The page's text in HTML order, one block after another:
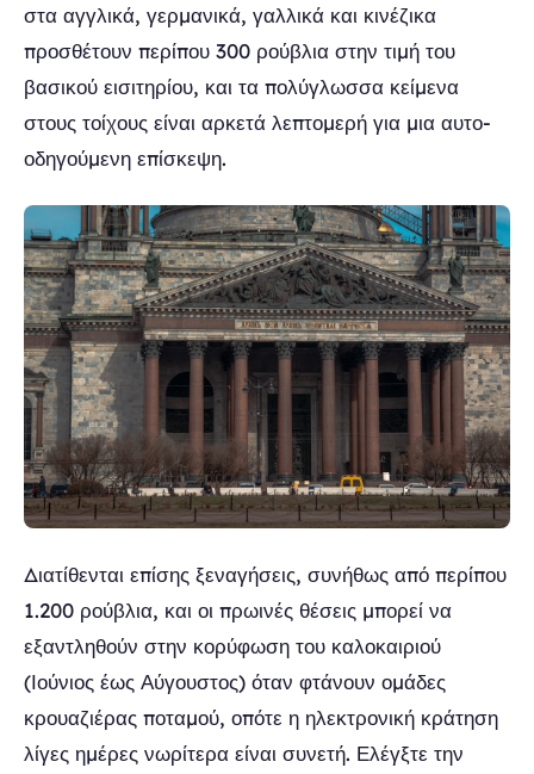
στα αγγλικά, γερμανικά, γαλλικά και κινέζικα
προσθέτουν περίπου 300 ρούβλια στην τιμή του
βασικού εισιτηρίου, και τα πολύγλωσσα κείμενα
στους τοίχους είναι αρκετά λεπτομερή για μια αυτο-
οδηγούμενη επίσκεψη.
Διατίθενται επίσης ξεναγήσεις, συνήθως από περίπου
1.200 ρούβλια, και οι πρωινές θέσεις μπορεί να
εξαντληθούν στην κορύφωση του καλοκαιριού
(Ιούνιος έως Αύγουστος) όταν φτάνουν ομάδες
κρουαζιέρας ποταμού, οπότε η ηλεκτρονική κράτηση
λίγες ημέρες νωρίτερα είναι συνετή. Ελέγξτε την